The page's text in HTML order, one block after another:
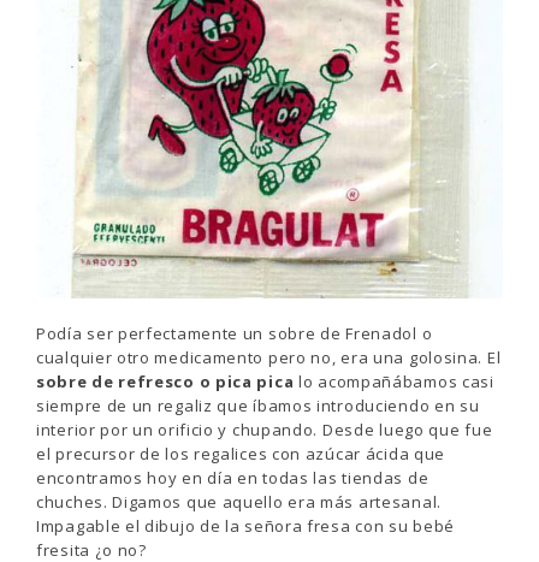
Podía ser perfectamente un sobre de Frenadol o
cualquier otro medicamento pero no, era una golosina. El
sobre de refresco o pica pica lo acompañábamos casi
siempre de un regaliz que íbamos introduciendo en su
interior por un orificio y chupando. Desde luego que fue
el precursor de los regalices con azúcar ácida que
encontramos hoy en día en todas las tiendas de
chuches. Digamos que aquello era más artesanal.
Impagable el dibujo de la señora fresa con su bebé
fresita ¿o no?